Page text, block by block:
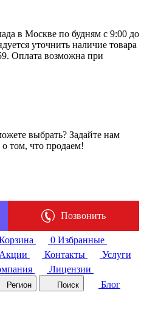
в Москве по будням с 9:00 до
уточнить наличие товара
Оплата возможна при
выбрать? Задайте нам
том, что продаем!
Позвонить
0 Избранные
Акции Контакты
Услуги
Лицензии
Регион Поиск
Блог